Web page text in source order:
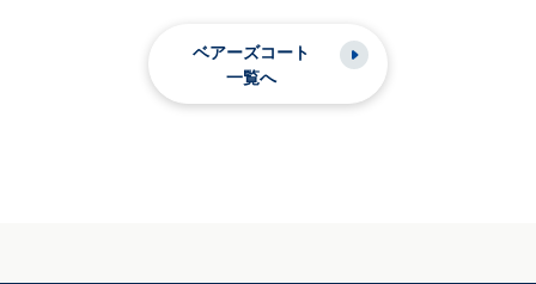
ベアーズコート
一覧へ